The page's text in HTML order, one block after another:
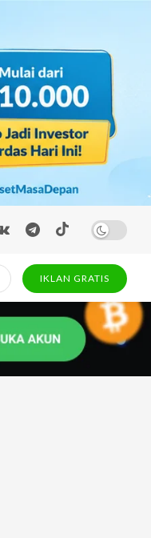
IKLAN GRATIS